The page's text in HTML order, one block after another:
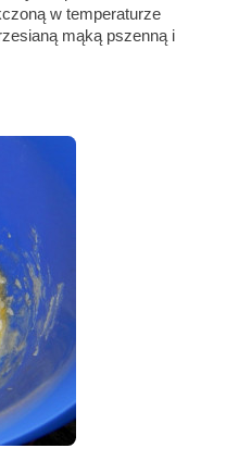
w temperaturze
mąką pszenną i